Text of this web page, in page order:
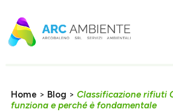
Home > Blog > Classificazione rifiuti
funziona e perché è fondamentale